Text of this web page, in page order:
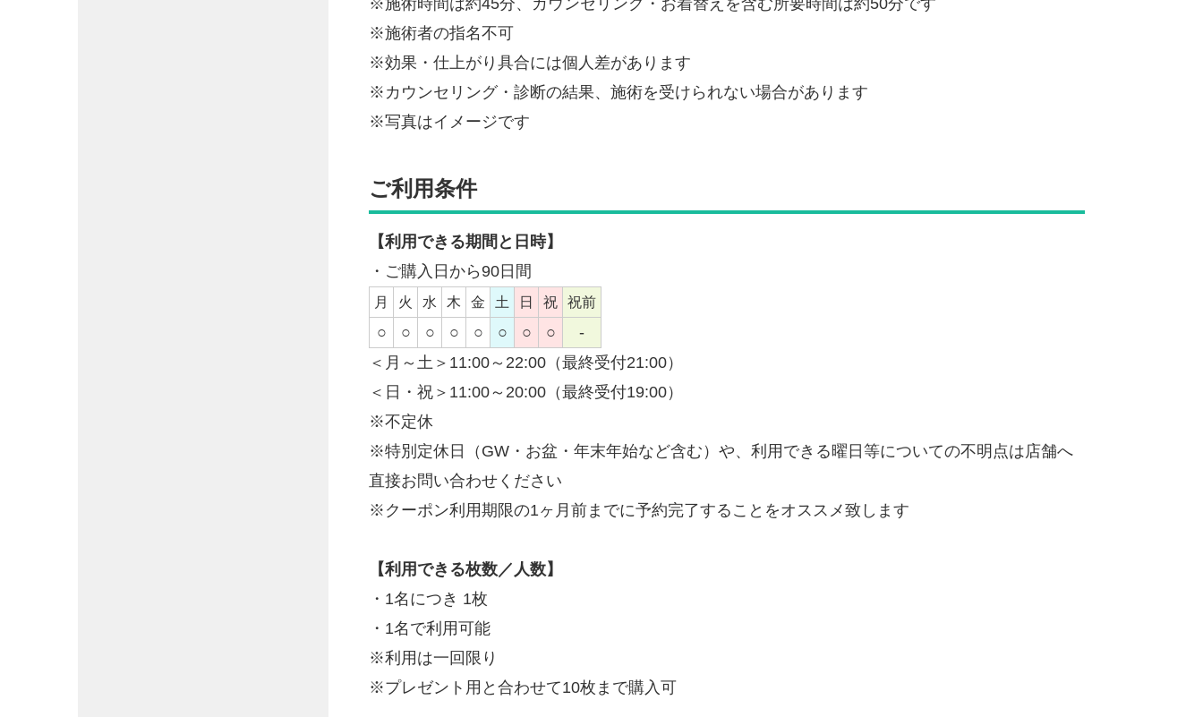
※施術者の指名不可
※効果・仕上がり具合には個人差があります
※カウンセリング・診断の結果、施術を受けられない場合があります
※写真はイメージです
ご利用条件
【利用できる期間と日時】
・ご購入日から90日間
月 火 水 木 金 土 日 祝 祝前
○ ○ ○ ○ ○ ○ ○ ○
-
＜月～土＞11:00～22:00（最終受付21:00）
＜日・祝＞11:00～20:00（最終受付19:00）
※不定休
※特別定休日（GW・お盆・年末年始など含む）や、利用できる曜日等についての不明点は店舗へ
直接お問い合わせください
※クーポン利用期限の1ヶ月前までに予約完了することをオススメ致します
【利用できる枚数／人数】
・1名につき 1枚
・1名で利用可能
※利用は一回限り
※プレゼント用と合わせて10枚まで購入可